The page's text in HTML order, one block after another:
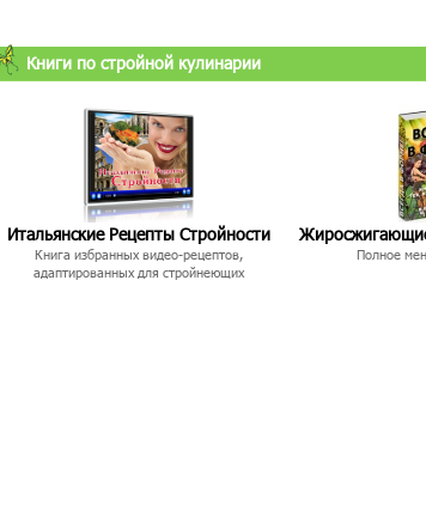
Книги по стройной кулинарии
Итальянские Рецепты Стройности
Книга избранных видео-рецептов,
адаптированных для стройнеющих
Полное